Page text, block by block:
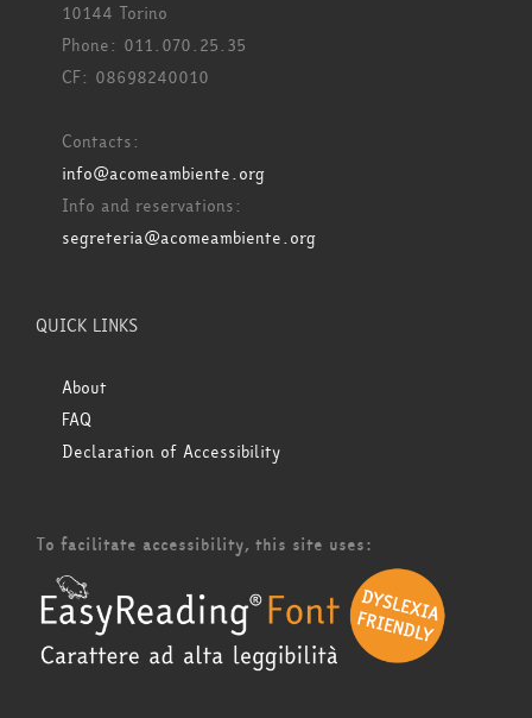
10144 Torino
Phone: 011.070.25.35
CF: 08698240010
Contacts:
info@acomeambiente.org
Info and reservations:
segreteria@acomeambiente.org
QUICK LINKS
About
FAQ
Declaration of Accessibility
To facilitate accessibility, this site uses: